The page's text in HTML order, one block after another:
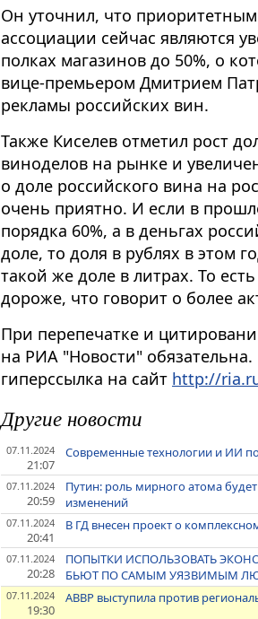
Он уточнил, что
ассоциации сейчас являются
полках магазинов до 50%, о
вице-премьером Дмитрием
рекламы российских вин.
Также Киселев отметил рост
виноделов на рынке и
о доле российского вина на
очень приятно. И если в
порядка 60%, а в деньгах
доле, то доля в рублях в этом
такой же доле в литрах. То
дороже, что говорит о более
При перепечатке и
на РИА "Новости"
гиперссылка на сайт http://
Другие новости
07.11.2024
21:07
Современные технологии и ИИ
07.11.2024
20:59
Путин: роль мирного атома
изменений
07.11.2024
20:41
В ГД внесен проект о
07.11.2024
20:28
ПОПЫТКИ ИСПОЛЬЗОВАТЬ
БЬЮТ ПО САМЫМ УЯЗВИМЫМ
07.11.2024
19:30
АВВР выступила против